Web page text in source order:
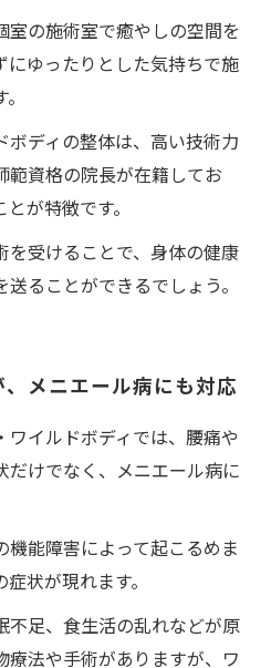
の施術室で癒やしの空間を
ゆったりとした気持ちで施
ディの整体は、高い技術力
範資格の院長が在籍してお
が特徴です。
受けることで、身体の健康
ることができるでしょう。
メニエール病にも対応
イルドボディでは、腰痛や
けでなく、メニエール病に
機能障害によって起こるめま
状が現れます。
不足、食生活の乱れなどが原
法や手術がありますが、ワ